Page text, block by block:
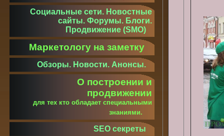
Социальные сети. Новостные
сайты. Форумы. Блоги.
Продвижение (SMO)
Маркетологу на заметку
Обзоры. Новости. Анонсы.
О построении и
продвижении
для тех кто обладает специальными
знаниями.
SEO секреты